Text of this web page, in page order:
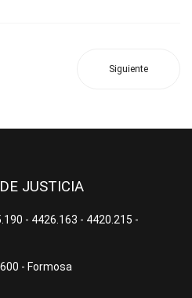
Siguiente
JUSTICIA
- 4426.163 - 4420.215 -
- Formosa